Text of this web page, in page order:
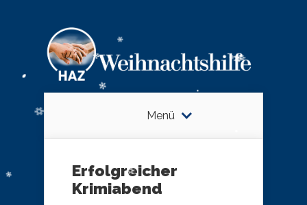
Menü
Erfolgreicher
Krimiabend